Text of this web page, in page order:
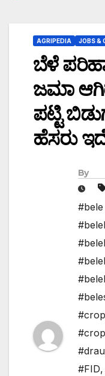
AGRIPEDIA JOBS &
ಬೆಳೆ
ಜಮಾ
ಪಟ್ಟಿ
ಹೆಸರು
By
#FID,